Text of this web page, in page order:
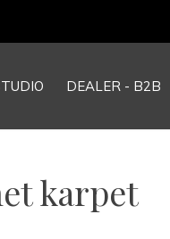
DEALER - B2B
karpet